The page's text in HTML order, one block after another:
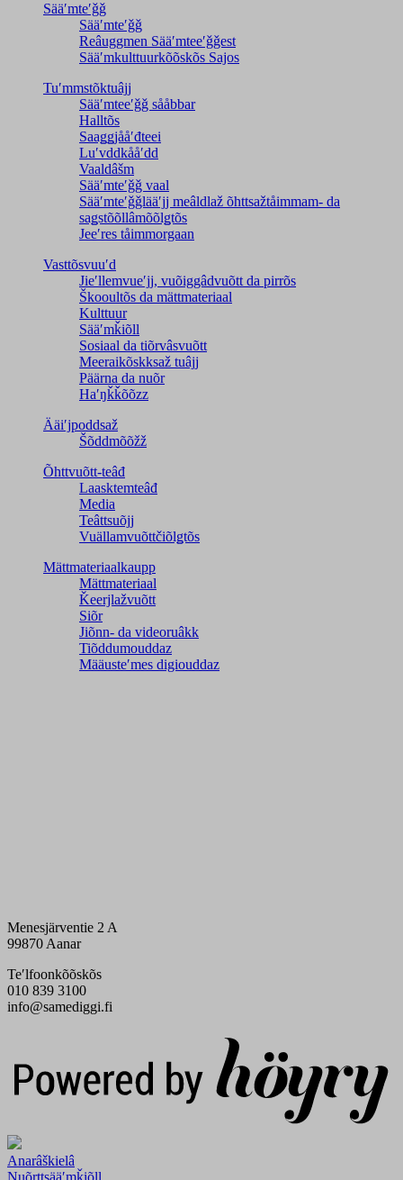
Sääʹmteʹǧǧ
Sääʹmteʹǧǧ
Reâuggmen Sääʹmteeʹǧǧest
Sääʹmkulttuurkõõskõs Sajos
Tuʹmmstõktuâjj
Sääʹmteeʹǧǧ sååbbar
Halltõs
Saaǥǥjååʹđteei
Luʹvddkååʹdd
Vaaldâšm
Sääʹmteʹǧǧ vaal
Sääʹmteʹǧǧlääʹjj meâldlaž õhttsažtåimmam- da
saǥstõõllâmõõlǥtõs
Jeeʹres tåimmorgaan
Vasttõsvuuʹd
Jieʹllemvueʹjj, vuõiggâdvuõtt da pirrõs
Škooultõs da mättmateriaal
Kulttuur
Sääʹmǩiõll
Sosiaal da tiõrvâsvuõtt
Meeraikõskksaž tuâjj
Päärna da nuõr
Haʹŋǩǩõõzz
Ääiʹjpoddsaž
Šõddmõõžž
Õhttvuõtt-teâđ
Laasktemteâđ
Media
Teâttsuõjj
Vuällamvuõttčiõlǥtõs
Mättmateriaalkaupp
Mättmateriaal
Ǩeerjlažvuõtt
Siõr
Jiõnn- da videoruâkk
Tiõddumouddaz
Määusteʹmes digiouddaz
Menesjärventie 2 A
99870 Aanar
Teʹlfoonkõõskõs
010 839 3100
info@samediggi.fi
Anarâškielâ
Nuõrttsääʹmǩiõll